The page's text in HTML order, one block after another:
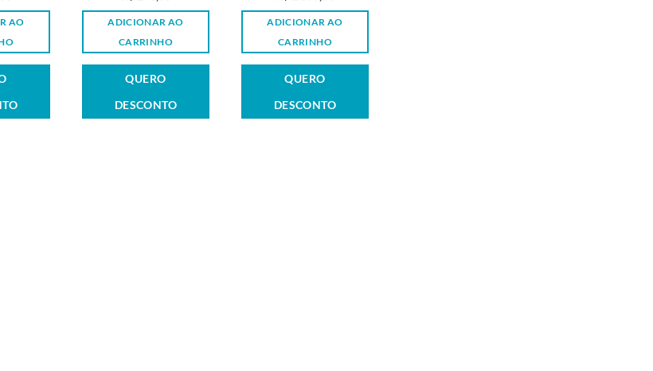
AO
ADICIONAR AO
CARRINHO
QUERO
DESCONTO
ADICIONAR AO
CARRINHO
QUERO
DESCONTO